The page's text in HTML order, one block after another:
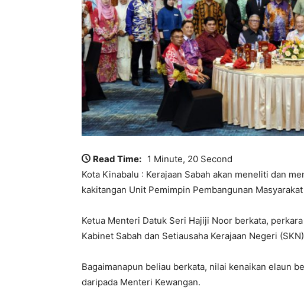
Read Time: 1 Minute, 20 Second
Kota Kinabalu : Kerajaan Sabah akan meneliti dan
kakitangan Unit Pemimpin Pembangunan
Ketua Menteri Datuk Seri Hajiji Noor berkata,
Kabinet Sabah dan Setiausaha Kerajaan Negeri (SKN)
Bagaimanapun beliau berkata, nilai kenaikan elaun
daripada Menteri Kewangan.